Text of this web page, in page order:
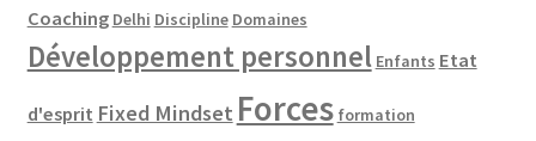
Coaching Delhi Discipline Domaines
Développement personnel Enfants Etat
d'esprit Fixed Mindset Forces formation